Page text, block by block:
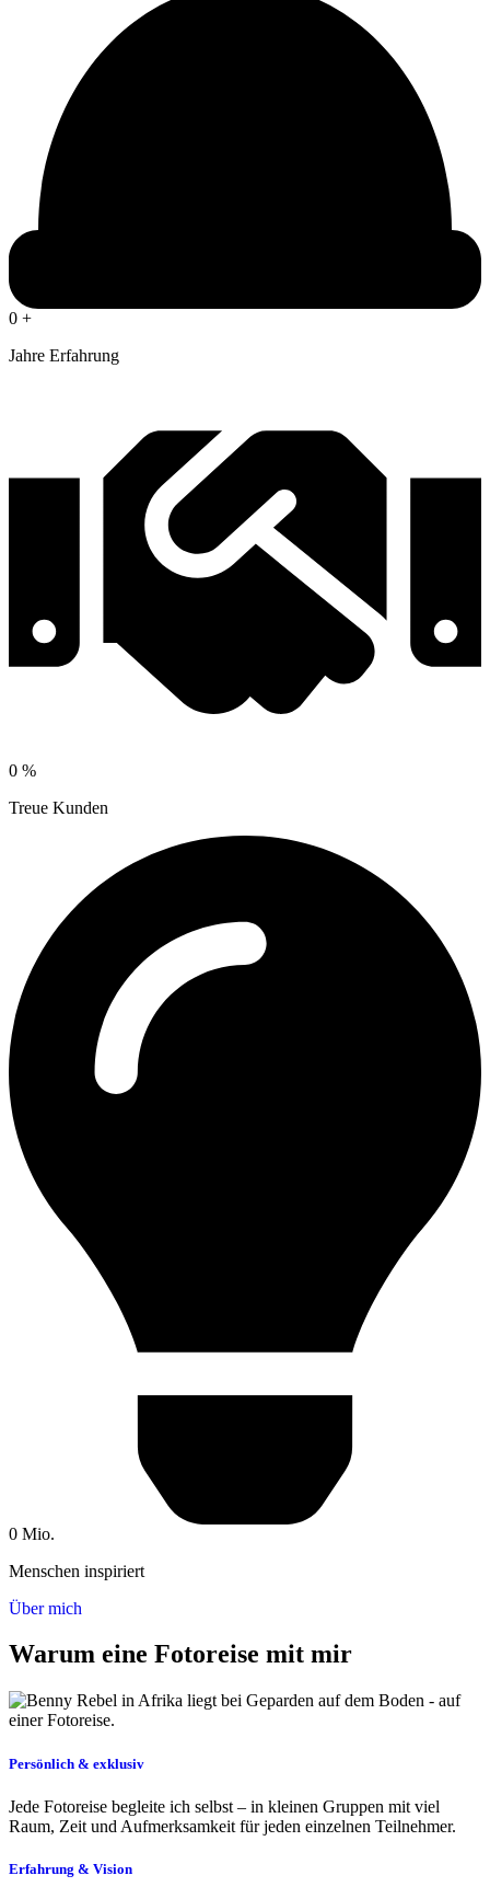
0 +
Jahre Erfahrung
0 %
Treue Kunden
0 Mio.
Menschen inspiriert
Über mich
Warum eine Fotoreise mit mir
Persönlich & exklusiv
Jede Fotoreise begleite ich selbst – in kleinen Gruppen mit viel
Raum, Zeit und Aufmerksamkeit für jeden einzelnen Teilnehmer.
Erfahrung & Vision